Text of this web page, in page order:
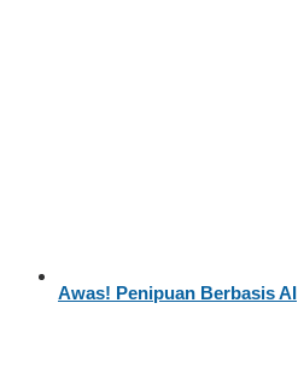
Awas! Penipuan Berbasis AI